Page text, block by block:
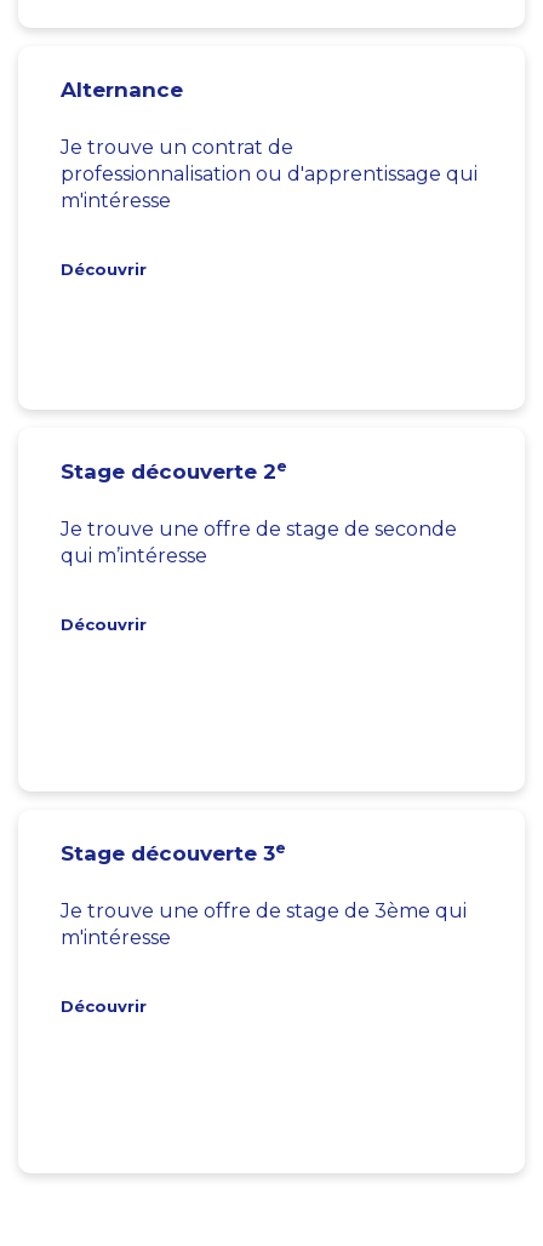
Alternance
Je trouve un contrat de
professionnalisation ou d'apprentissage qui
m'intéresse
Découvrir
Stage découverte 2e
Je trouve une offre de stage de seconde
qui m’intéresse
Découvrir
Stage découverte 3e
Je trouve une offre de stage de 3ème qui
m'intéresse
Découvrir